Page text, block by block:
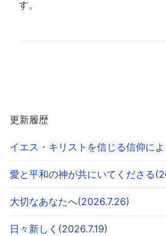
す。
更新履歴
イエス・キリストを信じる信仰に
愛と平和の神が共にいてくださる
大切なあなたへ(2026.7.26)
日々新しく(2026.7.19)